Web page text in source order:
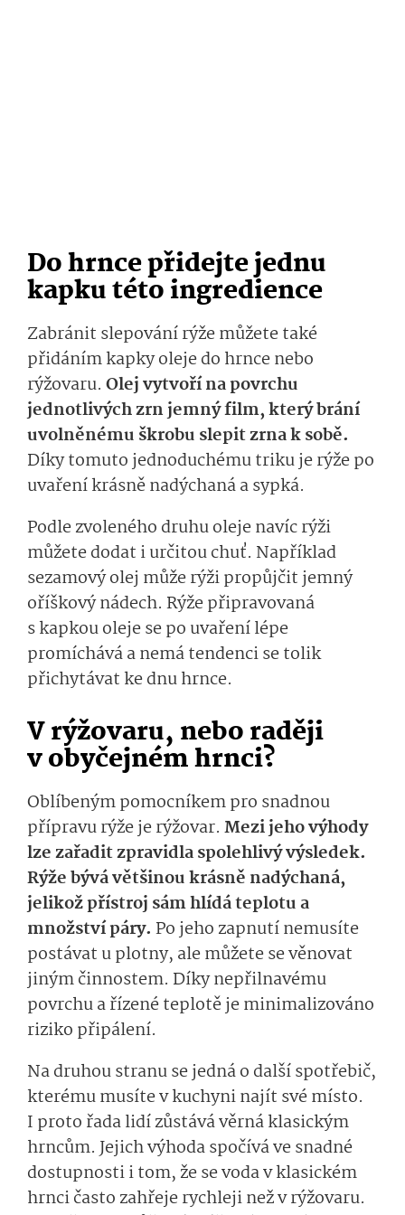
Do hrnce přidejte jednu
kapku této ingredience
Zabránit slepování rýže můžete také
přidáním kapky oleje do hrnce nebo
rýžovaru. Olej vytvoří na povrchu
jednotlivých zrn jemný film, který brání
uvolněnému škrobu slepit zrna k sobě.
Díky tomuto jednoduchému triku je rýže po
uvaření krásně nadýchaná a sypká.
Podle zvoleného druhu oleje navíc rýži
můžete dodat i určitou chuť. Například
sezamový olej může rýži propůjčit jemný
oříškový nádech. Rýže připravovaná
s kapkou oleje se po uvaření lépe
promíchává a nemá tendenci se tolik
přichytávat ke dnu hrnce.
V rýžovaru, nebo raději
v obyčejném hrnci?
Oblíbeným pomocníkem pro snadnou
přípravu rýže je rýžovar. Mezi jeho výhody
lze zařadit zpravidla spolehlivý výsledek.
Rýže bývá většinou krásně nadýchaná,
jelikož přístroj sám hlídá teplotu a
množství páry. Po jeho zapnutí nemusíte
postávat u plotny, ale můžete se věnovat
jiným činnostem. Díky nepřilnavému
povrchu a řízené teplotě je minimalizováno
riziko připálení.
Na druhou stranu se jedná o další spotřebič,
kterému musíte v kuchyni najít své místo.
I proto řada lidí zůstává věrná klasickým
hrncům. Jejich výhoda spočívá ve snadné
dostupnosti i tom, že se voda v klasickém
hrnci často zahřeje rychleji než v rýžovaru.